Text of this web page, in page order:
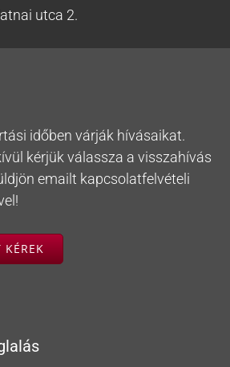
utca 2.
időben várják hívásaikat.
kérjük válassza a visszahívás
emailt kapcsolatfelvételi
KÉREK